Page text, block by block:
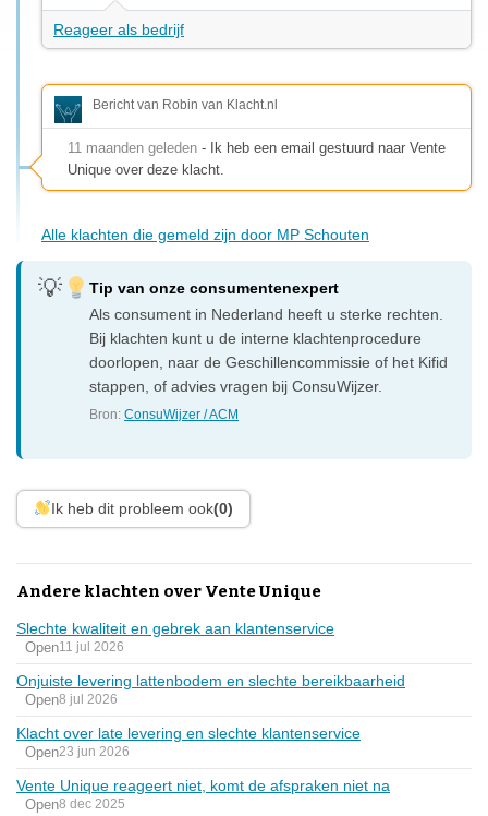
Reageer als bedrijf
Bericht van Robin van Klacht.nl
11 maanden geleden - Ik heb een email gestuurd naar Vente
Unique over deze klacht.
Alle klachten die gemeld zijn door MP Schouten
Tip van onze consumentenexpert
Als consument in Nederland heeft u sterke rechten.
Bij klachten kunt u de interne klachtenprocedure
doorlopen, naar de Geschillencommissie of het Kifid
stappen, of advies vragen bij ConsuWijzer.
Bron:ConsuWijzer / ACM
Ik heb dit probleem ook(0)
Andere klachten over Vente Unique
Slechte kwaliteit en gebrek aan klantenservice
Open11 jul 2026
Onjuiste levering lattenbodem en slechte bereikbaarheid
Open8 jul 2026
Klacht over late levering en slechte klantenservice
Open23 jun 2026
Vente Unique reageert niet, komt de afspraken niet na
Open8 dec 2025